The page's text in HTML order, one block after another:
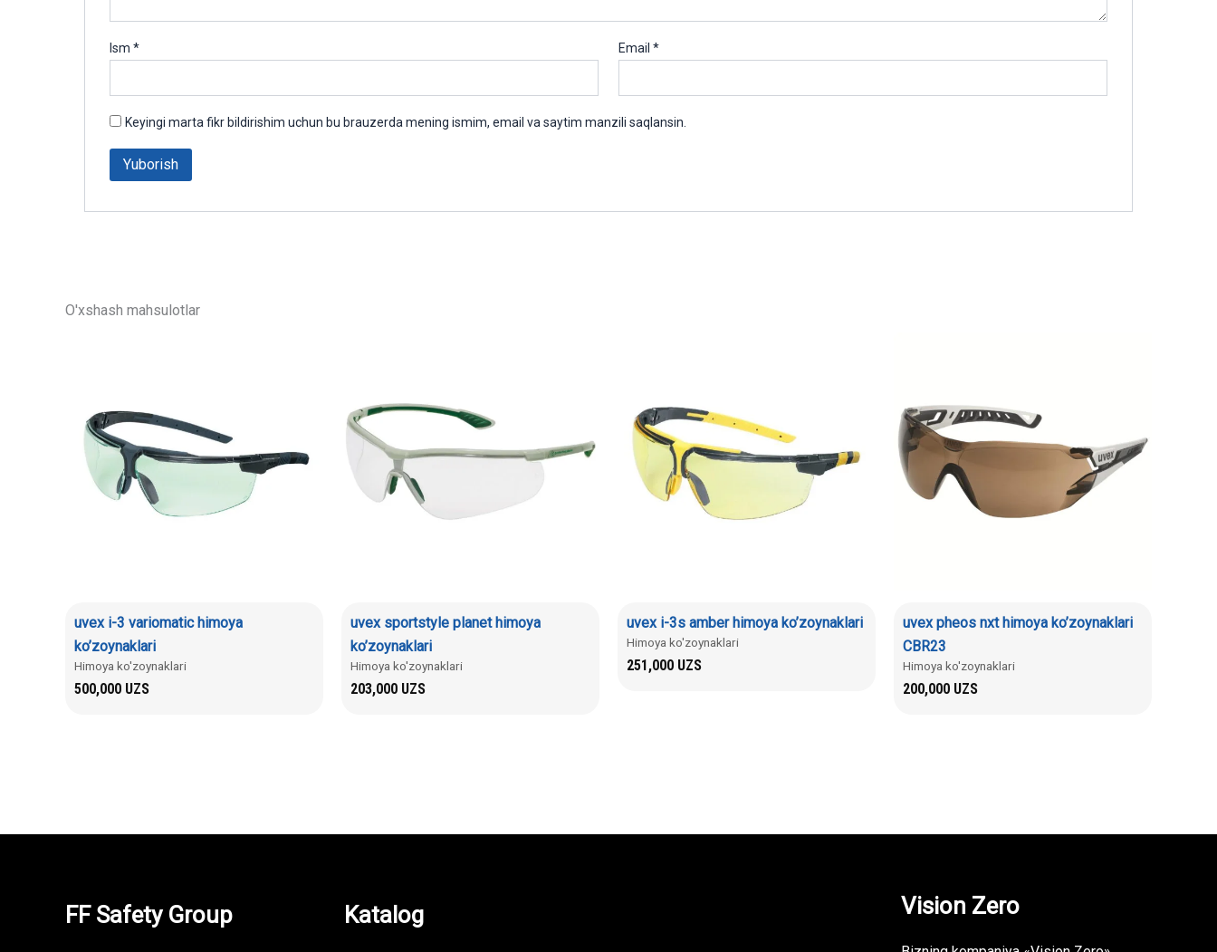
Ism * Email*
Keyingi marta fikr bildirishim uchun bu brauzerda mening ismim, email va saytim manzili saqlansin.
O'xshash mahsulotlar
uvex i-3 variomatic himoya
ko’zoynaklari
Himoya ko'zoynaklari
500,000 UZS
uvex sportstyle planet himoya
ko’zoynaklari
Himoya ko'zoynaklari
203,000 UZS
uvex i-3s amber himoya ko’zoynaklari
Himoya ko'zoynaklari
251,000 UZS
uvex pheos nxt himoya ko’zoynaklari
CBR23
Himoya ko'zoynaklari
200,000 UZS
FF Safety Group Katalog Vision Zero